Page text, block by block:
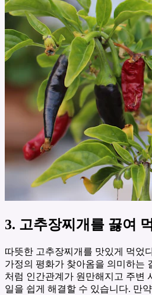
3. 고추장찌개를 끓여
따뜻한 고추장찌개를 맛있게 먹었
가정의 평화가 찾아옴을 의미하는
처럼 인간관계가 원만해지고 주변
일을 쉽게 해결할 수 있습니다. 만